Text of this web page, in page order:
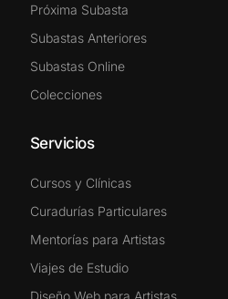
Próxima Subasta
Subastas Anteriores
Subastas Online
Colecciones
Servicios
Cursos y Clínicas
Curadurías Particulares
Mentorías para Artistas
Viajes de Estudio